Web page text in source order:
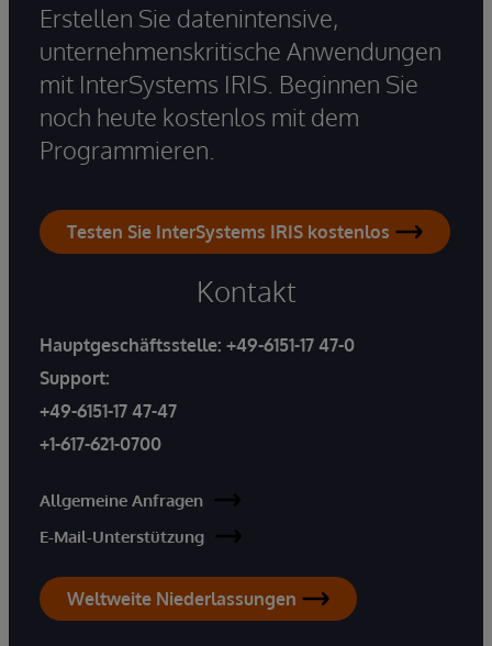
Erstellen Sie datenintensive,
unternehmenskritische Anwendungen
mit InterSystems IRIS. Beginnen Sie
noch heute kostenlos mit dem
Programmieren.
Testen Sie InterSystems IRIS kostenlos
Kontakt
Hauptgeschäftsstelle: +49-6151-17 47-0
Support:
+49-6151-17 47-47
+1-617-621-0700
Allgemeine Anfragen
E-Mail-Unterstützung
Weltweite Niederlassungen